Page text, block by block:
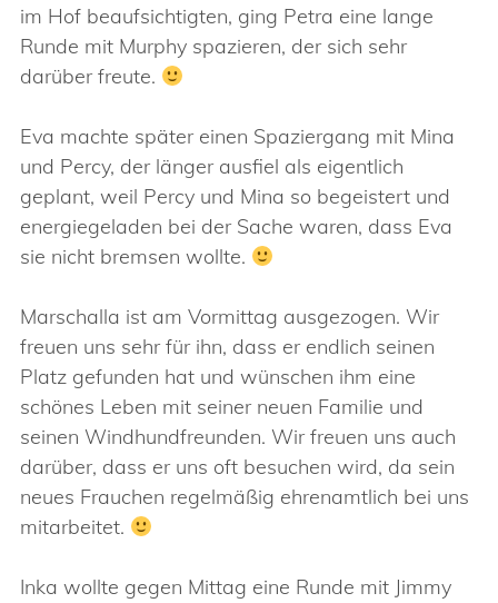
im Hof beaufsichtigten, ging Petra eine lange
Runde mit Murphy spazieren, der sich sehr
darüber freute.
Eva machte später einen Spaziergang mit Mina
und Percy, der länger ausfiel als eigentlich
geplant, weil Percy und Mina so begeistert und
energiegeladen bei der Sache waren, dass Eva
sie nicht bremsen wollte.
Marschalla ist am Vormittag ausgezogen. Wir
freuen uns sehr für ihn, dass er endlich seinen
Platz gefunden hat und wünschen ihm eine
schönes Leben mit seiner neuen Familie und
seinen Windhundfreunden. Wir freuen uns auch
darüber, dass er uns oft besuchen wird, da sein
neues Frauchen regelmäßig ehrenamtlich bei uns
mitarbeitet.
Inka wollte gegen Mittag eine Runde mit Jimmy